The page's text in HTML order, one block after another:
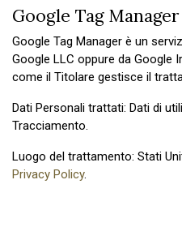
Google Tag
Google Tag Manager è un
Google LLC oppure da Google
come il Titolare gestisce il
Dati Personali trattati: Dati di
Tracciamento.
Luogo del trattamento: Stati
Privacy Policy.